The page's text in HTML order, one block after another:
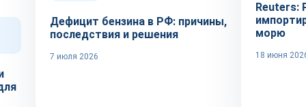
Дефицит бензина в РФ: причины,
последствия и решения
7 июля 2026
Reuters:
морю
18 июня